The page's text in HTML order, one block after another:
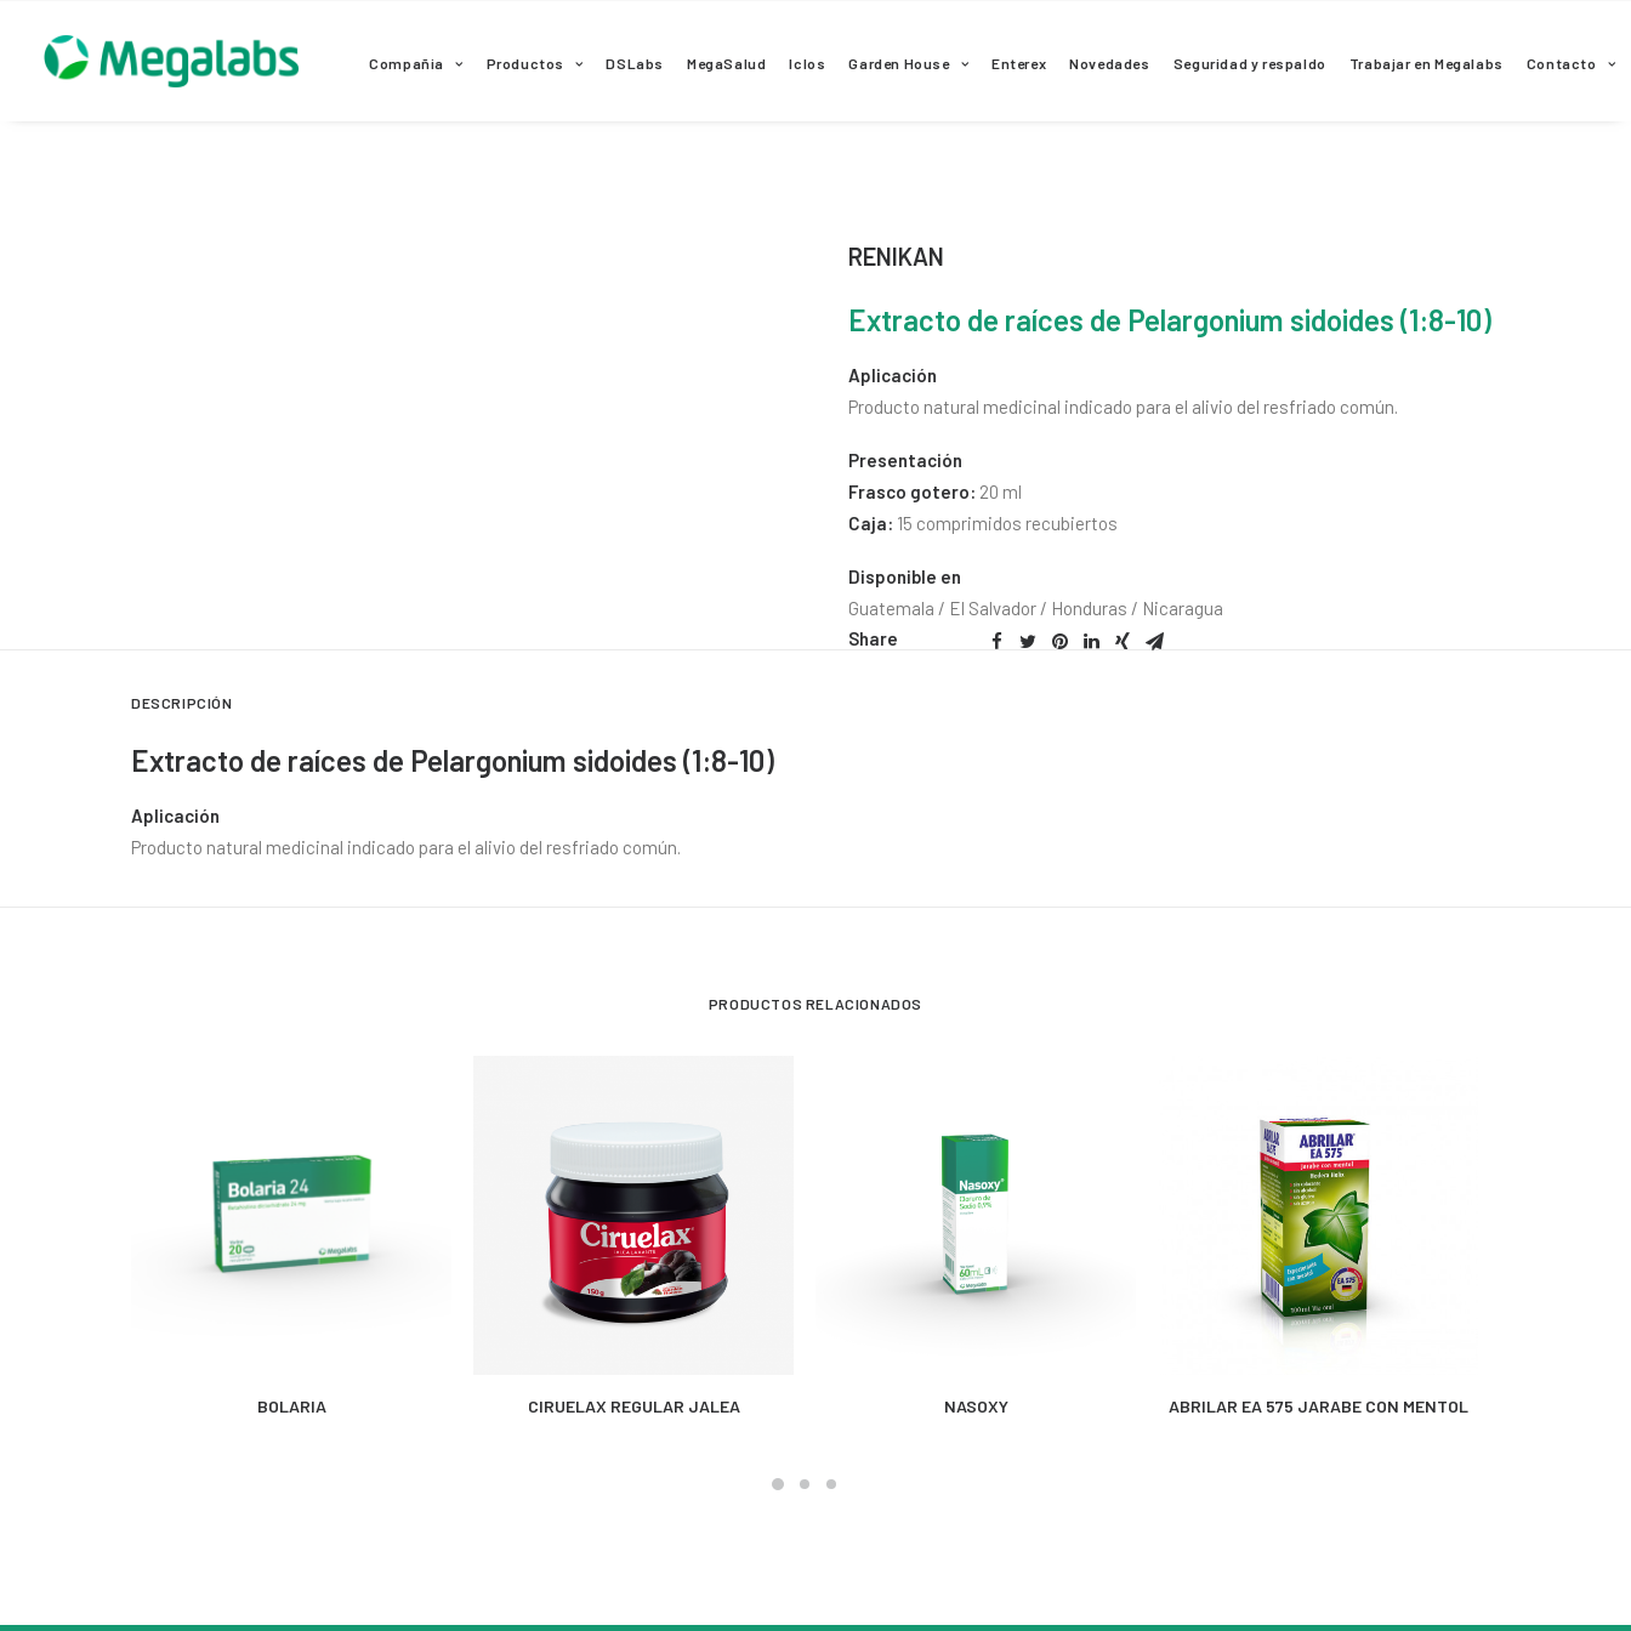
Compañia Productos DSLabs MegaSalud Iclos Garden House Enterex Novedades Seguridad y respaldo Trabajar en Megalabs Contacto
RENIKAN
Extracto de raíces de Pelargonium sidoides (1:8-10)
Aplicación
Producto natural medicinal indicado para el alivio del resfriado común.
Presentación
Frasco gotero: 20 ml
Caja: 15 comprimidos recubiertos
Disponible en
Guatemala / El Salvador / Honduras / Nicaragua
Share
DESCRIPCIÓN
Extracto de raíces de Pelargonium sidoides (1:8-10)
Aplicación
Producto natural medicinal indicado para el alivio del resfriado común.
PRODUCTOS RELACIONADOS
MÁS INFORMACIÓN
BOLARIA MÁS INFORMACIÓN
CIRUELAX REGULAR JALEA MÁS INFORMACIÓN
NASOXY MÁS INFORMACIÓN
ABRILAR EA 575 JARABE CON MENTOL